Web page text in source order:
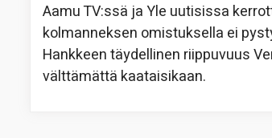
Aamu TV:ssä ja Yle uutisissa
kolmanneksen omistuksella ei
Hankkeen täydellinen riippuvuus
välttämättä kaataisikaan.